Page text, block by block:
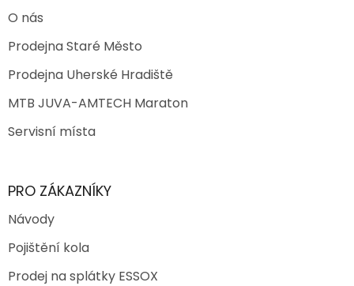
O nás
Prodejna Staré Město
Prodejna Uherské Hradiště
MTB JUVA-AMTECH Maraton
Servisní místa
PRO ZÁKAZNÍKY
Návody
Pojištění kola
Prodej na splátky ESSOX